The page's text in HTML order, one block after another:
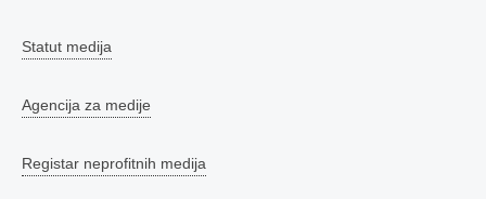
Statut medija
Agencija za medije
Registar neprofitnih medija